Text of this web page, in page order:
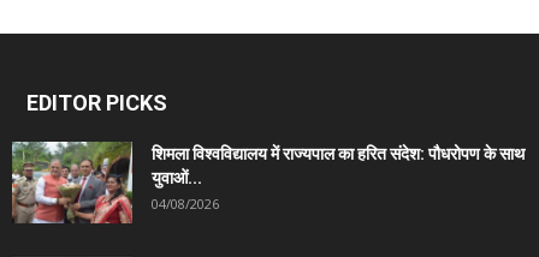
EDITOR PICKS
शिमला विश्वविद्यालय में राज्यपाल का हरित संदेश: पौधरोपण के साथ
युवाओं...
04/08/2026